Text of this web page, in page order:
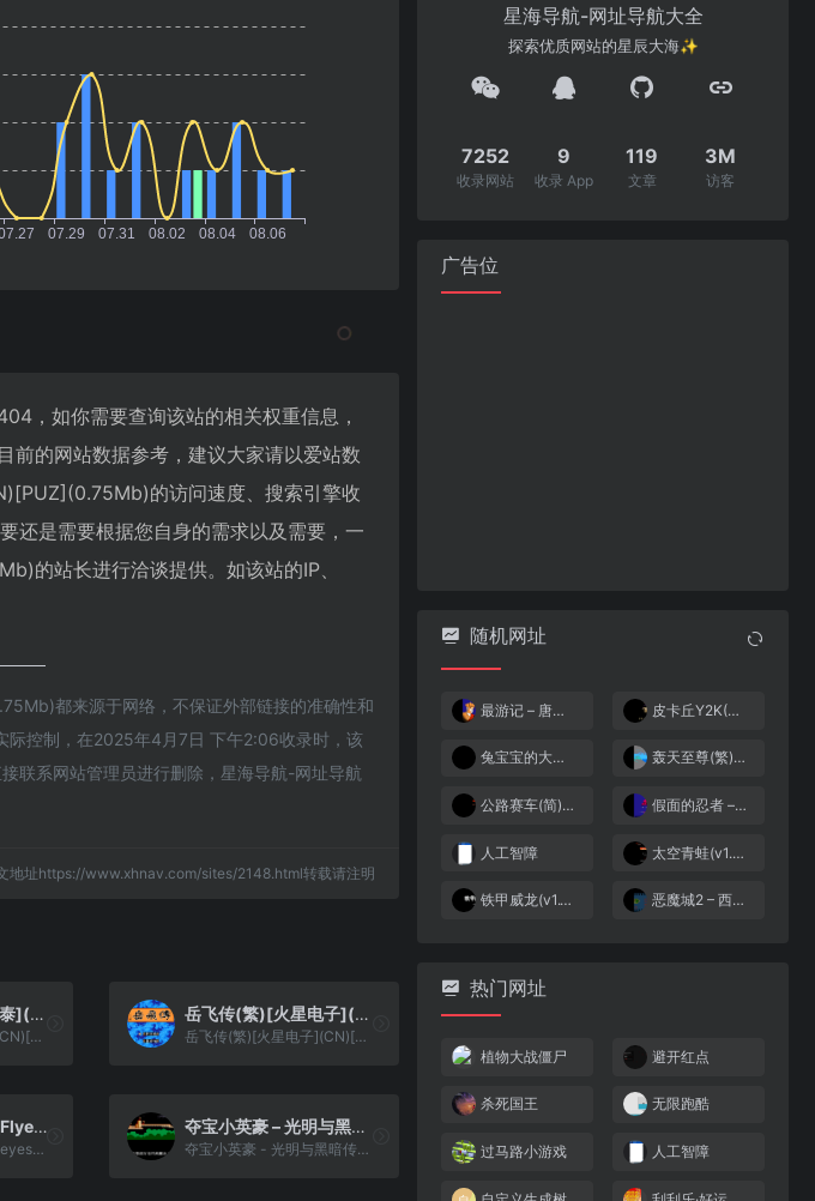
，如你需要查询该站的相关权重信息，
前的网站数据参考，建议大家请以爱站数
的访问速度、搜索引擎收
还是需要根据您自身的需求以及需要，一
的站长进行洽谈提供。如该站的IP、
都来源于网络，不保证外部链接的准确性和
际控制，在2025年4月7日 下午2:06收录时，该
联系网站管理员进行删除，星海导航-网址导航
地址https://www.xhnav.com/sites/2148.html转载请注明
战国风云(繁)[晶科泰](CN)[RPG](2Mb)
战国风云(繁)[晶科泰](CN)[RPG](2Mb)
岳飞传(繁)[火星电子](CN)[RPG](4Mb)
岳飞传(繁)[火星电子](CN)[RPG](4Mb)
波斯王子 – 时之沙[Flyeyes&灰米&恒星月](简)(US)(64.85Mb)
波斯王子 - 时之沙[Flyeyes&灰米&恒星月](简)(US)(64.85Mb)
夺宝小英豪 – 光明与黑暗传说(繁)[外星科技](CN)[RPG](4Mb)
夺宝小英豪 - 光明与黑暗传说(繁)[外星科技](CN)[RPG](4Mb)
星海导航-网址导航大全
探索优质网站的星辰大海✨
7252
收录网站
9
收录 App
119
文章
3M
访客
广告位
随机网址
最游记 – 唐三藏(简)[南晶科技](CN)[RPG](4Mb) 皮卡丘Y2K(简)[天空联盟](CN)[ACT](2Mb)
兔宝宝的大冒险2 – 欢迎光临蒙塔纳乐园(简)[逆游的五彩鱼](JP)[ACT](4Mb) 轰天至尊(繁)[小天才](CN)[ACT](2Mb)
公路赛车(简)[阿渊](JP)[RAC](0.5Mb) 假面的忍者 – 赤影(v1.0)(简)[MS](JP)[ACT](1Mb)
人工智障 太空青蛙(v1.0)(简)[高伟](JP)[STG](0.18Mb)
铁甲威龙(v1.1)(简)[Nineswords](US)[ACT](2Mb) 恶魔城2 – 西蒙的任务(简)(v1.2)[未名汉化组汉化](US)[ACT](3Mb)
热门网址
植物大战僵尸 避开红点
杀死国王 无限跑酷
过马路小游戏 人工智障